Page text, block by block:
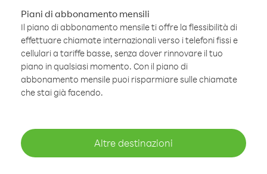
Piani di abbonamento mensili
Il piano di abbonamento mensile ti offre la flessibilità di
effettuare chiamate internazionali verso i telefoni fissi e
cellulari a tariffe basse, senza dover rinnovare il tuo
piano in qualsiasi momento. Con il piano di
abbonamento mensile puoi risparmiare sulle chiamate
che stai già facendo.
Altre destinazioni